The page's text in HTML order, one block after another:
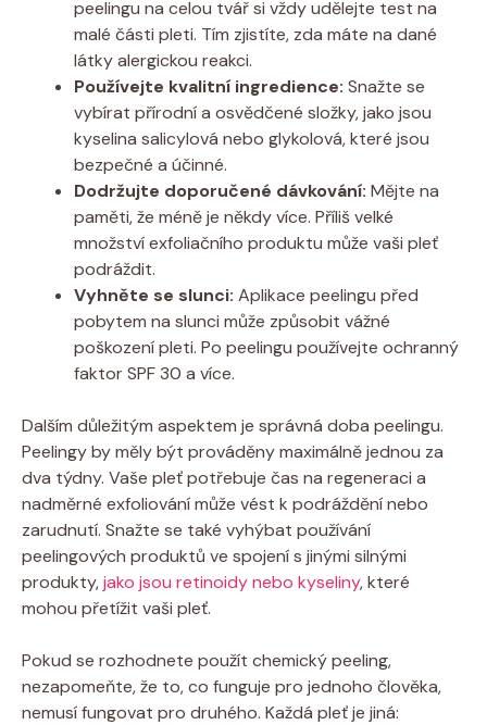
peelingu na celou tvář si vždy udělejte test na
malé části pleti. Tím zjistíte, zda máte na dané
látky alergickou reakci.
Používejte kvalitní ingredience: Snažte se
vybírat přírodní a osvědčené složky, jako jsou
kyselina salicylová nebo glykolová, které jsou
bezpečné a účinné.
Dodržujte doporučené dávkování: Mějte na
paměti, že méně je někdy více. Příliš velké
množství exfoliačního produktu může vaši pleť
podráždit.
Vyhněte se slunci: Aplikace peelingu před
pobytem na slunci může způsobit vážné
poškození pleti. Po peelingu používejte ochranný
faktor SPF 30 a více.
Dalším důležitým aspektem je správná doba peelingu.
Peelingy by měly být prováděny maximálně jednou za
dva týdny. Vaše pleť potřebuje čas na regeneraci a
nadměrné exfoliování může vést k podráždění nebo
zarudnutí. Snažte se také vyhýbat používání
peelingových produktů ve spojení s jinými silnými
produkty,jako jsou retinoidy nebo kyseliny, které
mohou přetížit vaši pleť.
Pokud se rozhodnete použít chemický peeling,
nezapomeňte, že to, co funguje pro jednoho člověka,
nemusí fungovat pro druhého. Každá pleť je jiná: